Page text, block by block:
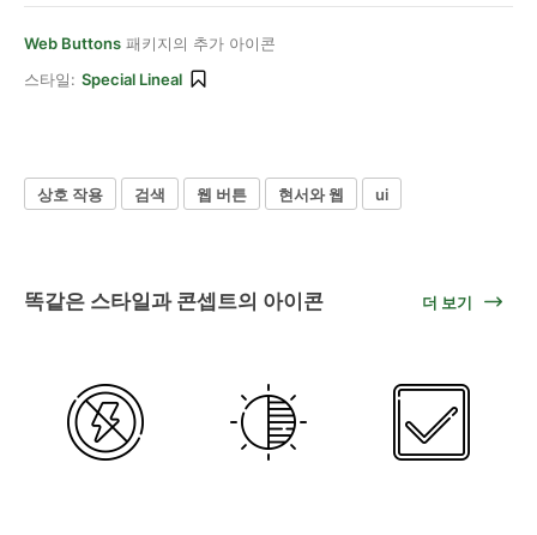
Web Buttons 패키지의 추가 아이콘
스타일: Special Lineal
상호 작용 검색 웹 버튼 현서와 웹 ui
똑같은 스타일과 콘셉트의 아이콘 더 보기